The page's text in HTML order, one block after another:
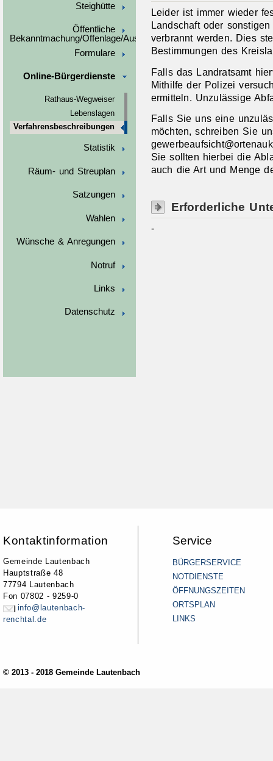
Steighütte
Öffentliche
Bekanntmachung/Offenlage/Ausschreibungen
Formulare
Online-Bürgerdienste
Rathaus-Wegweiser
Lebenslagen
Verfahrensbeschreibungen
Statistik
Räum- und Streuplan
Satzungen
Wahlen
Wünsche & Anregungen
Notruf
Links
Datenschutz
Leider ist immer wieder
Landschaft oder
verbrannt werden. Dies
Bestimmungen des
Falls das Landratsamt
Mithilfe der Polizei
ermitteln. Unzulässige
Falls Sie uns eine
möchten, schreiben Sie
Sie sollten hierbei die
auch die Art und Menge
Erforderliche
-
Kontaktinformation
Gemeinde Lautenbach
Hauptstraße 48
77794 Lautenbach
Fon 07802 - 9259-0
info@lautenbach-
renchtal.de
Service
BÜRGERSERVICE
NOTDIENSTE
ÖFFNUNGSZEITEN
ORTSPLAN
LINKS
© 2013 - 2018 Gemeinde Lautenbach